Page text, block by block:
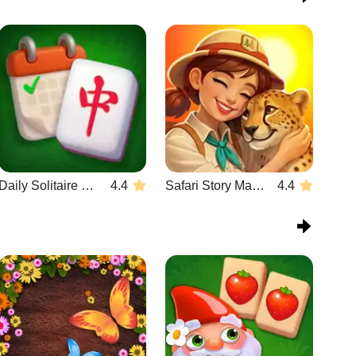
Daily Solitaire Mahjong Classic 4.4 Safari Story Mahjong 4.4